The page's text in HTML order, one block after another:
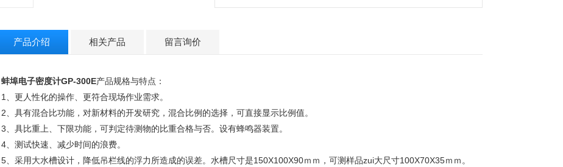
产品介绍 相关产品 留言询价
蚌埠电子密度计GP-300E产品规格与特点：
1、更人性化的操作、更符合现场作业需求。
2、具有混合比功能，对新材料的开发研究，混合比例的选择，可直接显示比例值。
3、具比重上、下限功能，可判定待测物的比重合格与否。设有蜂鸣器装置。
4、测试快速、减少时间的浪费。
5、采用大水槽设计，降低吊栏线的浮力所造成的误差。水槽尺寸是150X100X90ｍｍ，可测样品zui大尺寸100X70X35ｍｍ。